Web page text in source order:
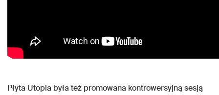
Płyta Utopia była też promowana kontrowersyjną sesją